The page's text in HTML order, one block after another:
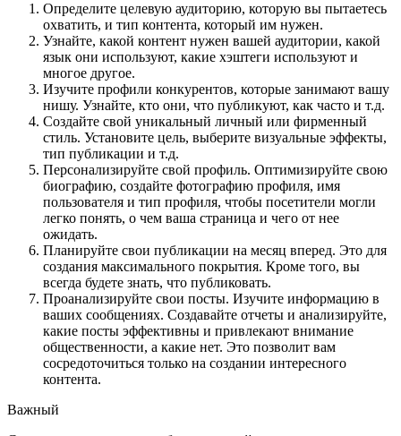
Определите целевую аудиторию, которую вы пытаетесь
охватить, и тип контента, который им нужен.
Узнайте, какой контент нужен вашей аудитории, какой
язык они используют, какие хэштеги используют и
многое другое.
Изучите профили конкурентов, которые занимают вашу
нишу. Узнайте, кто они, что публикуют, как часто и т.д.
Создайте свой уникальный личный или фирменный
стиль. Установите цель, выберите визуальные эффекты,
тип публикации и т.д.
Персонализируйте свой профиль. Оптимизируйте свою
биографию, создайте фотографию профиля, имя
пользователя и тип профиля, чтобы посетители могли
легко понять, о чем ваша страница и чего от нее
ожидать.
Планируйте свои публикации на месяц вперед. Это для
создания максимального покрытия. Кроме того, вы
всегда будете знать, что публиковать.
Проанализируйте свои посты. Изучите информацию в
ваших сообщениях. Создавайте отчеты и анализируйте,
какие посты эффективны и привлекают внимание
общественности, а какие нет. Это позволит вам
сосредоточиться только на создании интересного
контента.
Важный